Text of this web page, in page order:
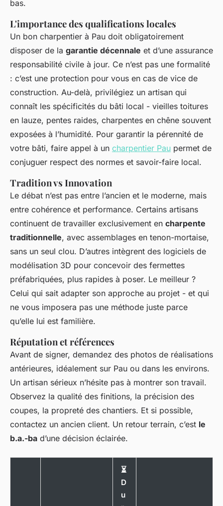
bas.
L'importance des qualifications locales
Un bon charpentier à Pau doit obligatoirement
disposer de la garantie décennale et d’une assurance
responsabilité civile à jour. Ce n’est pas une formalité
: c’est une protection pour vous en cas de vice de
construction. Au-delà, privilégiez un artisan qui
connaît les spécificités du bâti local - vieilles toitures
en lauze, pentes raides, charpentes en chêne souvent
exposées à l’humidité. Pour garantir la pérennité de
votre bâti, faire appel à un charpentier Pau permet de
conjuguer respect des normes et savoir-faire local.
Tradition vs Innovation
Le débat n’est pas entre l’ancien et le moderne, mais
entre cohérence et performance. Certains artisans
continuent de travailler exclusivement en charpente
traditionnelle, avec assemblages en tenon-mortaise,
sans un seul clou. D’autres intègrent des logiciels de
modélisation 3D pour concevoir des fermettes
préfabriquées, plus rapides à poser. Le meilleur ?
Celui qui sait adapter son approche au projet - et qui
ne vous imposera pas une méthode juste parce
qu’elle lui est familière.
Réputation et références
Avant de signer, demandez des photos de réalisations
antérieures, idéalement sur Pau ou dans les environs.
Un artisan sérieux n’hésite pas à montrer son travail.
Observez la qualité des finitions, la précision des
coupes, la propreté des chantiers. Et si possible,
contactez un ancien client. Un retour terrain, c’est le
b.a.-ba d’une décision éclairée.
⏳
D
u